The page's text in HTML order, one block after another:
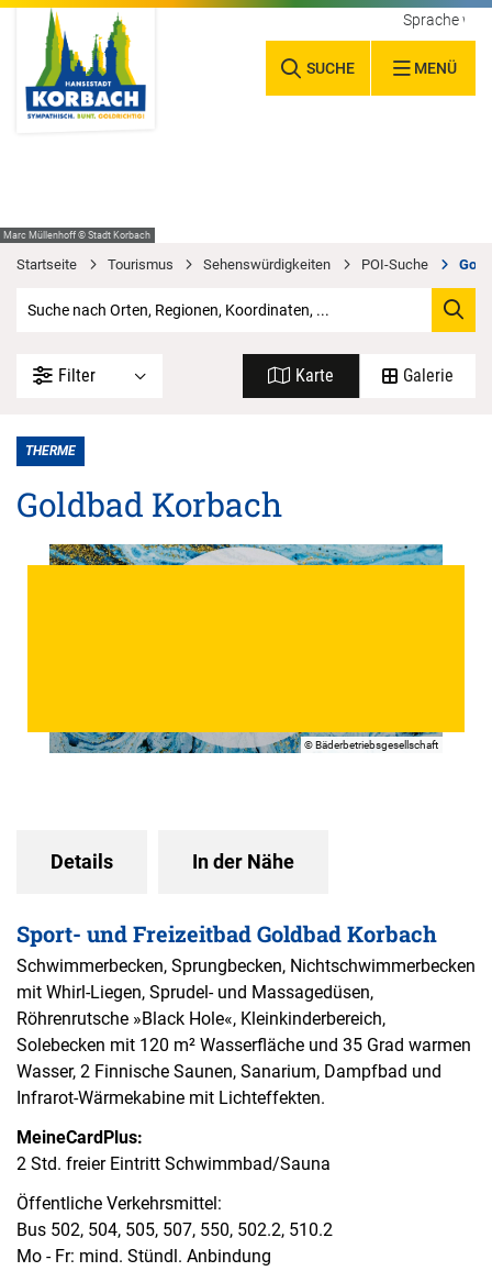
SUCHE MENÜ
Sprache
Marc Müllenhoff © Stadt Korbach
Startseite Tourismus Sehenswürdigkeiten POI-Suche
Filter Karte Galerie
THERME
Goldbad Korbach
© Bäderbetriebsgesellschaft
Details In der Nähe
Sport- und Freizeitbad Goldbad Korbach
Schwimmerbecken, Sprungbecken, Nichtschwimmerbecken
mit Whirl-Liegen, Sprudel- und Massagedüsen,
Röhrenrutsche »Black Hole«, Kleinkinderbereich,
Solebecken mit 120 m² Wasserfläche und 35 Grad warmen
Wasser, 2 Finnische Saunen, Sanarium, Dampfbad und
Infrarot-Wärmekabine mit Lichteffekten.
MeineCardPlus:
2 Std. freier Eintritt Schwimmbad/Sauna
Öffentliche Verkehrsmittel:
Bus 502, 504, 505, 507, 550, 502.2, 510.2
Mo - Fr: mind. Stündl. Anbindung